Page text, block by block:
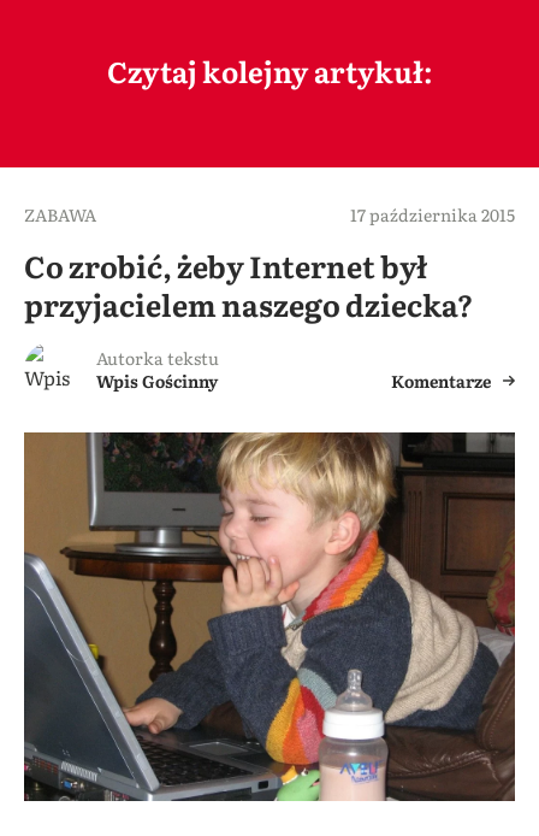
Czytaj kolejny artykuł:
ZABAWA 17 października 2015
Co zrobić, żeby Internet był
przyjacielem naszego dziecka?
Autorka tekstu
Wpis Gościnny
Komentarze